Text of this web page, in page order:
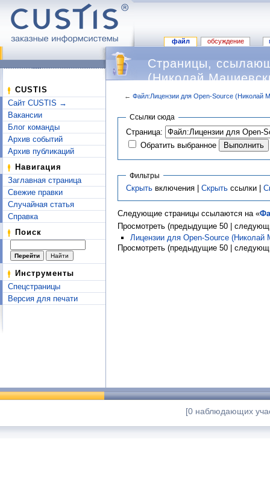
файл обсуждение
CUSTIS
Сайт CUSTIS →
Вакансии
Блог команды
Архив событий
Архив публикаций
Навигация
Заглавная страница
Свежие правки
Случайная статья
Справка
Поиск
Инструменты
Спецстраницы
Версия для печати
Страницы,
(Николай
← Файл:Лицензии для Open-Source (Николай
Ссылки сюда
Страница:
Обратить выбранное
Фильтры
Скрыть включения | Скрыть ссылки |
Следующие страницы ссылаются на «
Просмотреть (предыдущие 50 |
Лицензии для Open-Source (Николай
Просмотреть (предыдущие 50 |
[0 наблюдающих